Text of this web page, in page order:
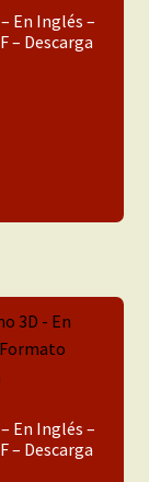
hijo
En Inglés –
– Descarga
En Inglés –
– Descarga